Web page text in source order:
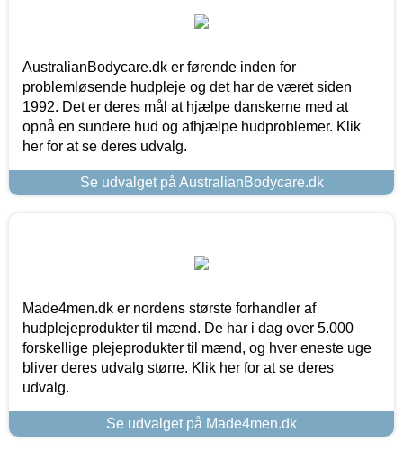
AustralianBodycare.dk er førende inden for
problemløsende hudpleje og det har de været siden
1992. Det er deres mål at hjælpe danskerne med at
opnå en sundere hud og afhjælpe hudproblemer. Klik
her for at se deres udvalg.
Se udvalget på AustralianBodycare.dk
Made4men.dk er nordens største forhandler af
hudplejeprodukter til mænd. De har i dag over 5.000
forskellige plejeprodukter til mænd, og hver eneste uge
bliver deres udvalg større. Klik her for at se deres
udvalg.
Se udvalget på Made4men.dk